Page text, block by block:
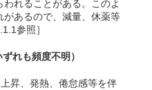
れることがある。このよ
があるので、減量、休薬等
参照］
ずれも頻度不明）
昇、発熱、倦怠感等を伴